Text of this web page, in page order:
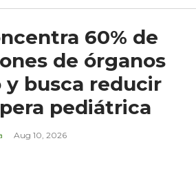
60% de
de órganos
y busca reducir
pediátrica
Aug 10, 2026